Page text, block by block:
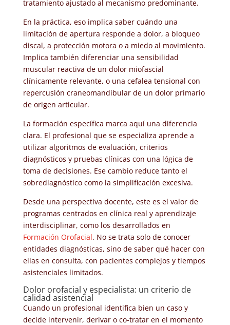
tratamiento ajustado al mecanismo predominante.
En la práctica, eso implica saber cuándo una
limitación de apertura responde a dolor, a bloqueo
discal, a protección motora o a miedo al movimiento.
Implica también diferenciar una sensibilidad
muscular reactiva de un dolor miofascial
clínicamente relevante, o una cefalea tensional con
repercusión craneomandibular de un dolor primario
de origen articular.
La formación específica marca aquí una diferencia
clara. El profesional que se especializa aprende a
utilizar algoritmos de evaluación, criterios
diagnósticos y pruebas clínicas con una lógica de
toma de decisiones. Ese cambio reduce tanto el
sobrediagnóstico como la simplificación excesiva.
Desde una perspectiva docente, este es el valor de
programas centrados en clínica real y aprendizaje
interdisciplinar, como los desarrollados en
Formación Orofacial. No se trata solo de conocer
entidades diagnósticas, sino de saber qué hacer con
ellas en consulta, con pacientes complejos y tiempos
asistenciales limitados.
Dolor orofacial y especialista: un criterio de
calidad asistencial
Cuando un profesional identifica bien un caso y
decide intervenir, derivar o co-tratar en el momento